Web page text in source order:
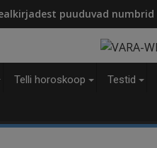
puuduvad numbrid
Telli horoskoop Testid